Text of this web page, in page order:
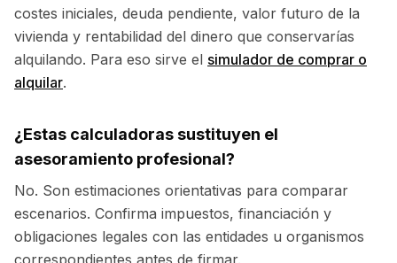
costes iniciales, deuda pendiente, valor futuro de la
vivienda y rentabilidad del dinero que conservarías
alquilando. Para eso sirve el simulador de comprar o
alquilar.
¿Estas calculadoras sustituyen el
asesoramiento profesional?
No. Son estimaciones orientativas para comparar
escenarios. Confirma impuestos, financiación y
obligaciones legales con las entidades u organismos
correspondientes antes de firmar.